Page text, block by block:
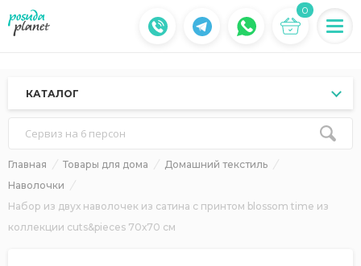
0
КАТАЛОГ
Сервиз на 6 персон
Главная Товары для дома
Домашний текстиль
Наволочки
Набор из двух наволочек из сатина с принтом blossom time из
коллекции cuts&pieces 70х70 см